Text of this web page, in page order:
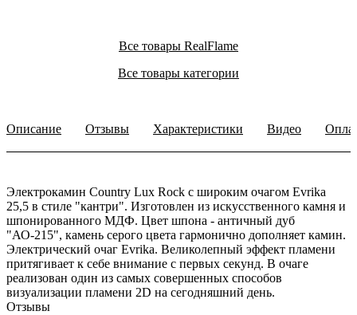
Все товары RealFlame
Все товары категории
Описание Отзывы Характеристики Видео
Электрокамин Country Lux Rock с широким очагом Evrika
25,5 в стиле "кантри". Изготовлен из искусственного камня и
шпонированного МДФ. Цвет шпона - античный дуб
"АО-215", камень серого цвета гармонично дополняет камин.
Электрический очаг Evrika. Великолепный эффект пламени
притягивает к себе внимание с первых секунд. В очаге
реализован один из самых совершенных способов
визуализации пламени 2D на сегодняшний день.
Отзывы